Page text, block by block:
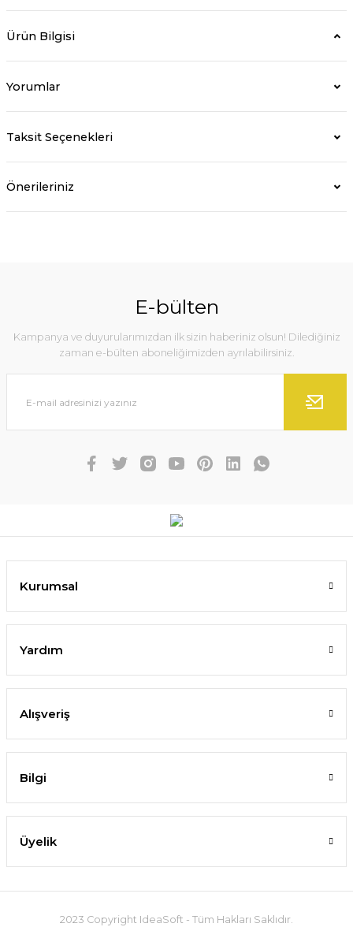
Ürün Bilgisi
Yorumlar
Taksit Seçenekleri
Önerileriniz
E-bülten
Kampanya ve duyurularımızdan ilk sizin haberiniz olsun! Dilediğiniz
zaman e-bülten aboneliğimizden ayrılabilirsiniz.
Kurumsal
Yardım
Alışveriş
Bilgi
Üyelik
2023 Copyright IdeaSoft - Tüm Hakları Saklıdır.